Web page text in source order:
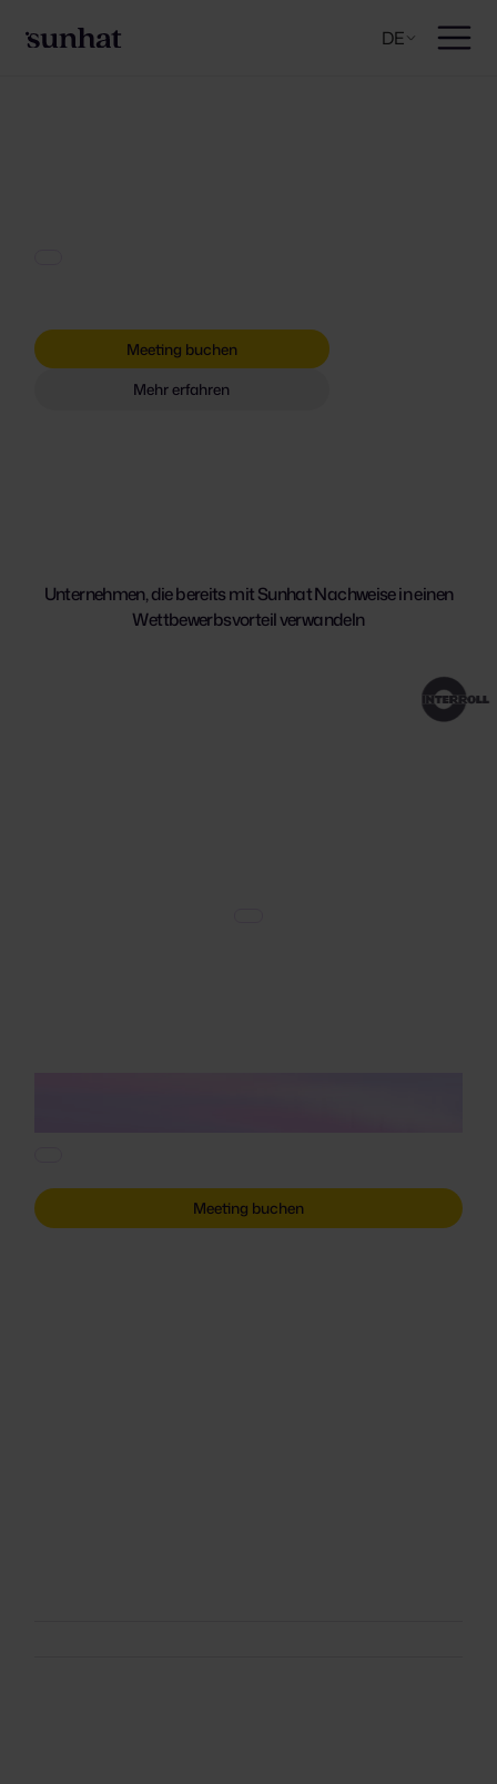
DE
Meeting buchen
Mehr erfahren
Unternehmen, die bereits mit Sunhat Nachweise in einen
Wettbewerbsvorteil verwandeln
Meeting buchen